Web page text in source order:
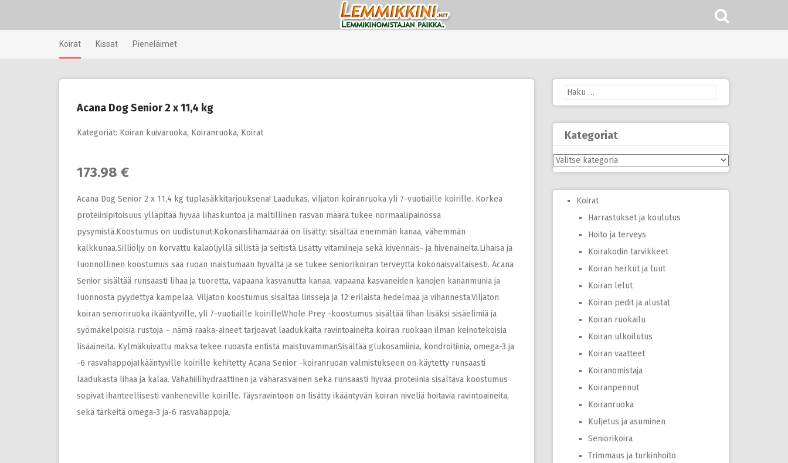
Koirat Kissat Pieneläimet
Acana Dog Senior 2 x 11,4 kg
Kategoriat: Koiran kuivaruoka, Koiranruoka, Koirat
173.98 €
Acana Dog Senior 2 x 11,4 kg tuplasäkkitarjouksena! Laadukas, viljaton koiranruoka yli 7-vuotiaille koirille. Korkea
proteiinipitoisuus ylläpitää hyvää lihaskuntoa ja maltillinen rasvan määrä tukee normaalipainossa
pysymistä.Koostumus on uudistunut:Kokonaislihamäärää on lisätty: sisältää enemmän kanaa, vähemmän
kalkkunaa.Silliöljy on korvattu kalaöljyllä sillistä ja seitistä.Lisätty vitamiineja sekä kivennäis- ja hivenaineita.Lihaisa ja
luonnollinen koostumus saa ruoan maistumaan hyvältä ja se tukee seniorikoiran terveyttä kokonaisvaltaisesti. Acana
Senior sisältää runsaasti lihaa ja tuoretta, vapaana kasvanutta kanaa, vapaana kasvaneiden kanojen kananmunia ja
luonnosta pyydettyä kampelaa. Viljaton koostumus sisältää linssejä ja 12 erilaista hedelmää ja vihannesta.Viljaton
koiran senioriruoka ikääntyville, yli 7-vuotiaille koirilleWhole Prey -koostumus sisältää lihan lisäksi sisäelimiä ja
syömäkelpoisia rustoja – nämä raaka-aineet tarjoavat laadukkaita ravintoaineita koiran ruokaan ilman keinotekoisia
lisäaineita. Kylmäkuivattu maksa tekee ruoasta entistä maistuvammanSisältää glukosamiinia, kondroitiinia, omega-3 ja
-6 rasvahappojaIkääntyville koirille kehitetty Acana Senior -koiranruoan valmistukseen on käytetty runsaasti
laadukasta lihaa ja kalaa. Vähähiilihydraattinen ja vähärasvainen sekä runsaasti hyvää proteiinia sisältävä koostumus
sopivat ihanteellisesti vanheneville koirille. Täysravintoon on lisätty ikääntyvän koiran niveliä hoitavia ravintoaineita,
sekä tärkeitä omega-3 ja-6 rasvahappoja.
Haku:
Kategoriat
Kategoriat
Koirat
Harrastukset ja koulutus
Hoito ja terveys
Koirakodin tarvikkeet
Koiran herkut ja luut
Koiran lelut
Koiran pedit ja alustat
Koiran ruokailu
Koiran ulkoilutus
Koiran vaatteet
Koiranomistaja
Koiranpennut
Koiranruoka
Kuljetus ja asuminen
Seniorikoira
Trimmaus ja turkinhoito